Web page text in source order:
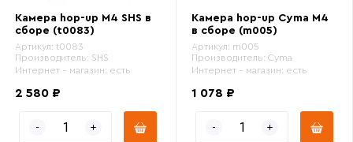
Камера hop-up M4 SHS в
сборе (t0083)
Артикул: t0083
Производитель: SHS
Интернет - магазин: есть
2 580 ₽
Камера hop-up Cyma М4
в сборе (m005)
Артикул: m005
Производитель: Cyma
Интернет - магазин: есть
1 078 ₽